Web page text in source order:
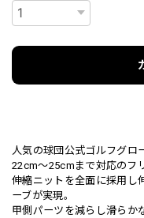
人気の球団公式ゴルフグロ
22cm～25cmまで対応のフ
伸縮ニットを全面に採用し
ーブが実現。
甲側パーツを減らし滑らか